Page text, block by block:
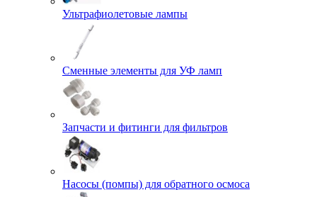
Ультрафиолетовые лампы
Сменные элементы для УФ ламп
Запчасти и фитинги для фильтров
Насосы (помпы) для обратного осмоса